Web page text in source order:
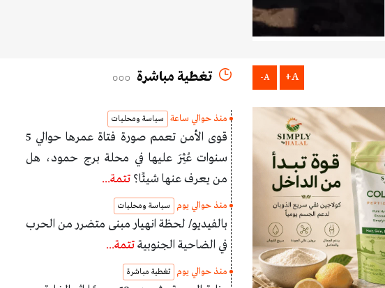
A+
A- تغطية مباشرة
منذ حوالي ساعة سياسة ومحليات
قوى الأمن تعمم صورة فتاة عمرها حوالي 5
سنوات عُثِرَ عليها في محلة برج حمود، هل
من يعرف عنها شيئًا؟ تتمة...
منذ حوالي يوم سياسة ومحليات
بالفيديو/ لحظة انهيار مبنى متضرر من الحرب
في الضاحية الجنوبيةتتمة...
منذ حوالي يوم تغطية مباشرة